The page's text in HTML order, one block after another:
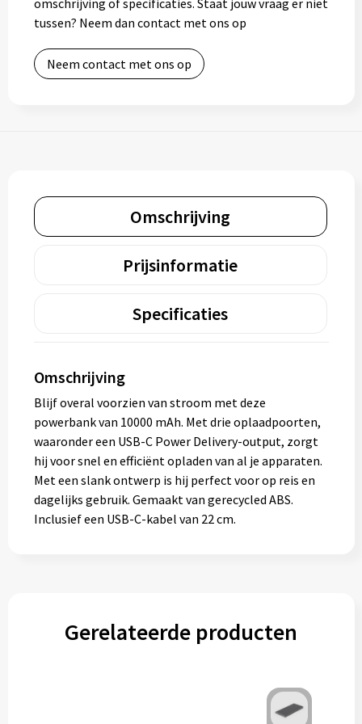
omschrijving of specificaties. Staat jouw vraag er niet
tussen? Neem dan contact met ons op
Neem contact met ons op
Omschrijving
Prijsinformatie
Specificaties
Omschrijving
Blijf overal voorzien van stroom met deze
powerbank van 10000 mAh. Met drie oplaadpoorten,
waaronder een USB-C Power Delivery-output, zorgt
hij voor snel en efficiënt opladen van al je apparaten.
Met een slank ontwerp is hij perfect voor op reis en
dagelijks gebruik. Gemaakt van gerecycled ABS.
Inclusief een USB-C-kabel van 22 cm.
Gerelateerde producten